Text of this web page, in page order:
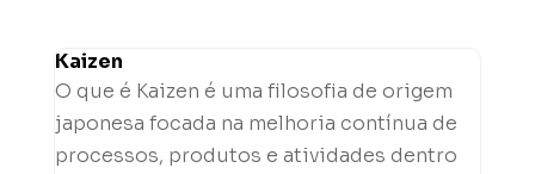
Kaizen
O que é Kaizen é uma filosofia de origem
japonesa focada na melhoria contínua de
processos, produtos e atividades dentro